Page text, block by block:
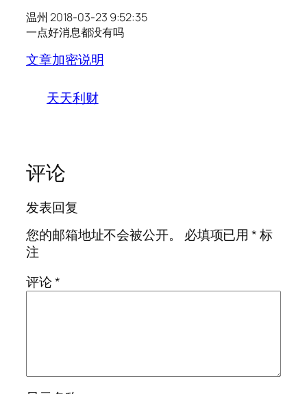
温州 2018-03-23 9:52:35
一点好消息都没有吗
文章加密说明
天天利财
评论
发表回复
您的邮箱地址不会被公开。
必填项已用*标
注
评论*